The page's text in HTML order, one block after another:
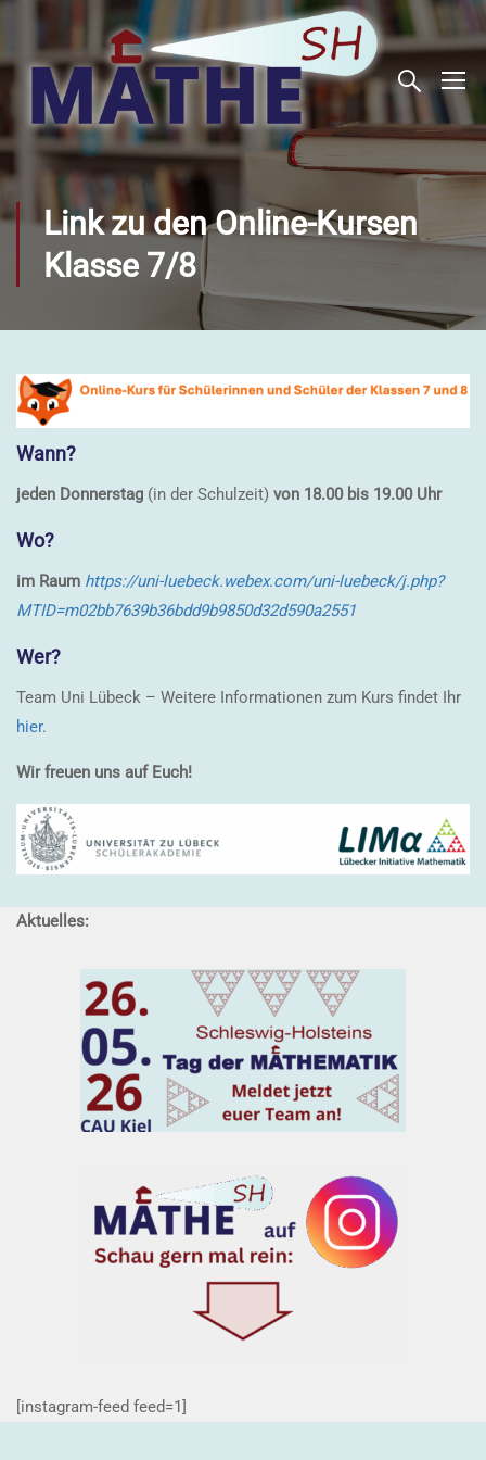
Link zu den Online-Kursen
Klasse 7/8
Wann?
jeden Donnerstag (in der Schulzeit) von 18.00 bis 19.00 Uhr
Wo?
im Raum https://uni-luebeck.webex.com/uni-luebeck/j.php?
MTID=m02bb7639b36bdd9b9850d32d590a2551
Wer?
Team Uni Lübeck – Weitere Informationen zum Kurs findet Ihr
hier.
Wir freuen uns auf Euch!
Aktuelles:
[instagram-feed feed=1]